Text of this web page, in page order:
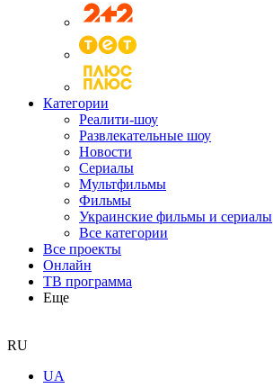
Категории
Реалити-шоу
Развлекательные шоу
Новости
Сериалы
Мультфильмы
Фильмы
Украинские фильмы и сериалы
Все категории
Все проекты
Онлайн
ТВ программа
Еще
RU
UA